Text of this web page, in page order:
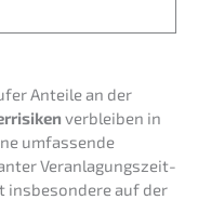
Antei­le an der
verblei­ben in
umfas­sen­de
Veran­la­gungs­zeit­
insbe­son­de­re auf der